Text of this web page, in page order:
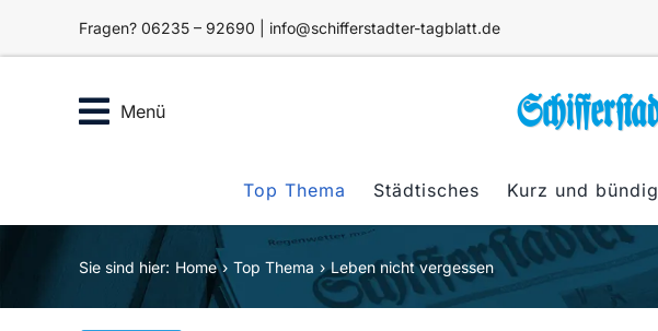
Fragen? 06235 – 92690 | info@schifferstadter-tagblatt.de
Menü
Top Thema Städtisches Kurz und bündig
Sie sind hier: Home Top Thema Leben nicht vergessen